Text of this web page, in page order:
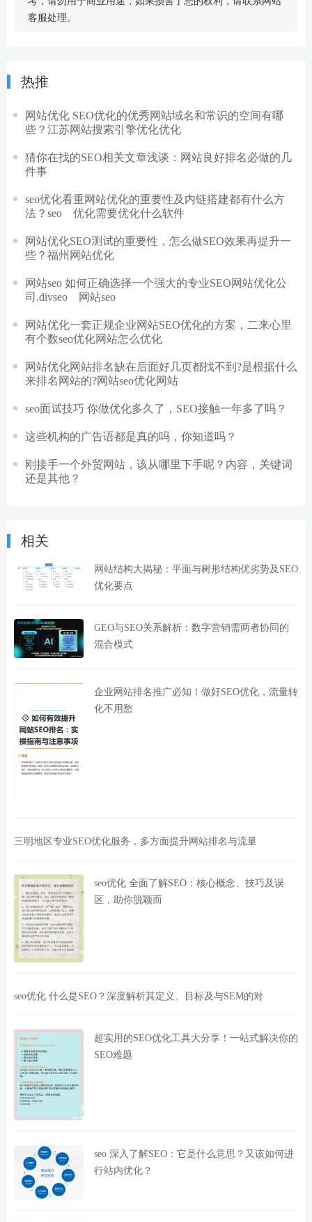
客服处理。
热推
网站优化 SEO优化的优秀网站域名和常识的空间有哪
些？江苏网站搜索引擎优化优化
猜你在找的SEO相关文章浅谈：网站良好排名必做的几
件事
seo优化看重网站优化的重要性及内链搭建都有什么方
法？seo 优化需要优化什么软件
网站优化SEO测试的重要性，怎么做SEO效果再提升一
些？福州网站优化
网站seo 如何正确选择一个强大的专业SEO网站优化公
司.divseo 网站seo
网站优化一套正规企业网站SEO优化的方案，二来心里
有个数seo优化网站怎么优化
网站优化网站排名缺在后面好几页都找不到?是根据什么
来排名网站的?网站seo优化网站
seo面试技巧 你做优化多久了，SEO接触一年多了吗？
这些机构的广告语都是真的吗，你知道吗？
刚接手一个外贸网站，该从哪里下手呢？内容，关键词
还是其他？
相关
网站结构大揭秘：平面与树形结构优劣势及SEO
优化要点
GEO与SEO关系解析：数字营销需两者协同的
混合模式
企业网站排名推广必知！做好SEO优化，流量转
化不用愁
三明地区专业SEO优化服务，多方面提升网站排名与流量
seo优化 全面了解SEO：核心概念、技巧及误
区，助你脱颖而
seo优化 什么是SEO？深度解析其定义、目标及与SEM的对
超实用的SEO优化工具大分享！一站式解决你的
SEO难题
seo 深入了解SEO：它是什么意思？又该如何进
行站内优化？